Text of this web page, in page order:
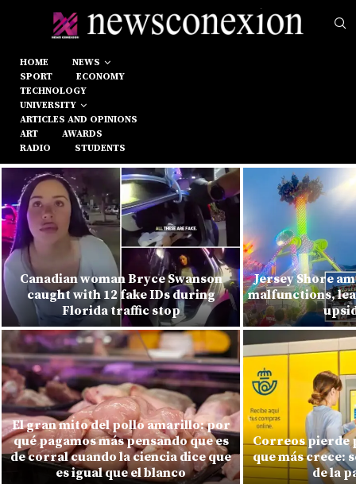
HOME
NEWS
SPORT
ECONOMY
TECHNOLOGY
UNIVERSITY
ARTICLES AND OPINIONS
ART
AWARDS
RADIO
STUDENTS
Canadian woman Bryce Swanson
caught with 12 fake IDs during
Florida traffic stop
El gran mito del pollo amarillo: por
qué pagamos más pensando que es
de corral cuando la ciencia dice que
es igual que el blanco
Jersey Shore
malfunctions,
Correos pierde
que más crece:
de la